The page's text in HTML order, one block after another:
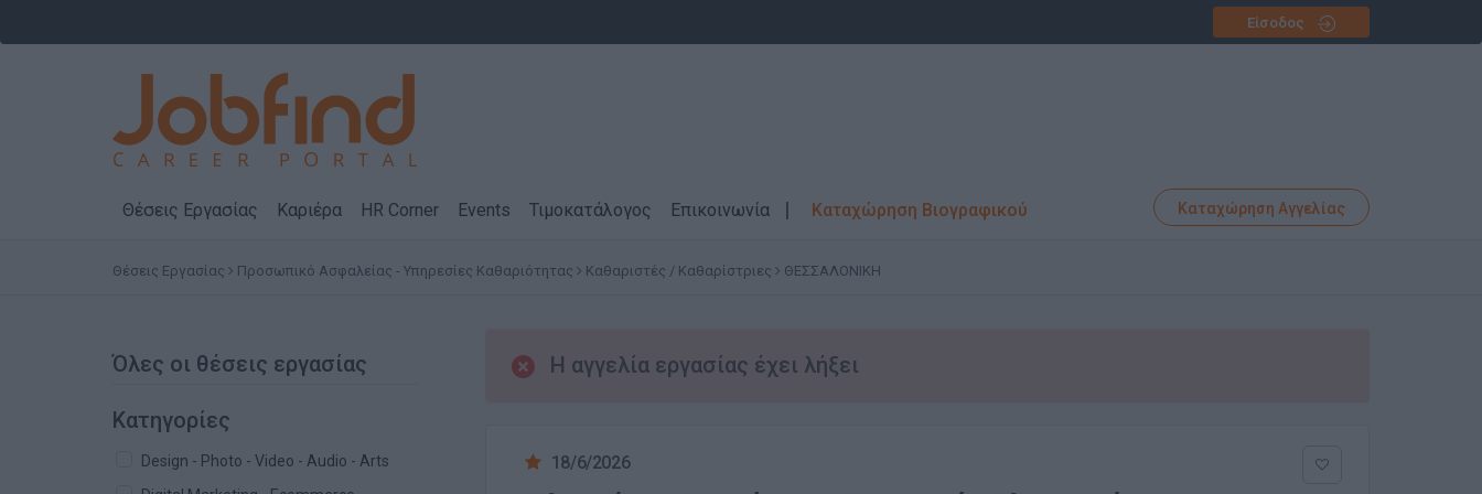
Είσοδος
Θέσεις Εργασίας Καριέρα HR Corner Events Τιμοκατάλογος Επικοινωνία Καταχώρηση Βιογραφικού Καταχώρηση Αγγελίας
Θέσεις Εργασίας Προσωπικό Ασφαλείας - Υπηρεσίες Καθαριότητας Καθαριστές / Καθαρίστριες ΘΕΣΣΑΛΟΝΙΚΗ
Όλες οι θέσεις εργασίας
Κατηγορίες
Design - Photo - Video - Audio - Arts
Η αγγελία εργασίας έχει λήξει
18/6/2026